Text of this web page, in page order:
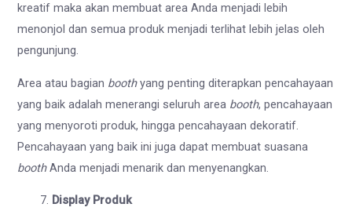
kreatif maka akan membuat area Anda menjadi lebih
menonjol dan semua produk menjadi terlihat lebih jelas oleh
pengunjung.
Area atau bagian boothyang penting diterapkan pencahayaan
yang baik adalah menerangi seluruh area booth, pencahayaan
yang menyoroti produk, hingga pencahayaan dekoratif.
Pencahayaan yang baik ini juga dapat membuat suasana
boothAnda menjadi menarik dan menyenangkan.
Display Produk